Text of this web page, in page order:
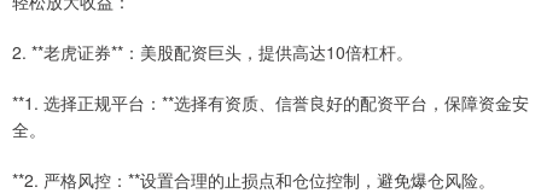
2. **老虎证券**：美股配资巨头，提供高达10倍杠杆。
**1. 选择正规平台：**选择有资质、信誉良好的配资平台，保障资金安
全。
**2. 严格风控：**设置合理的止损点和仓位控制，避免爆仓风险。